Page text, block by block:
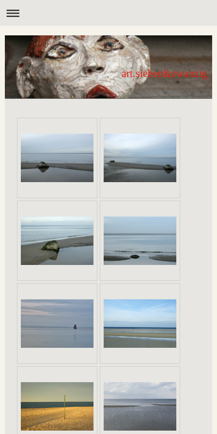
art.sieben&zwanzig